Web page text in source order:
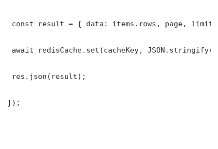
const result = { data: items.rows, page,
await redisCache.set(cacheKey,
res.json(result);
});